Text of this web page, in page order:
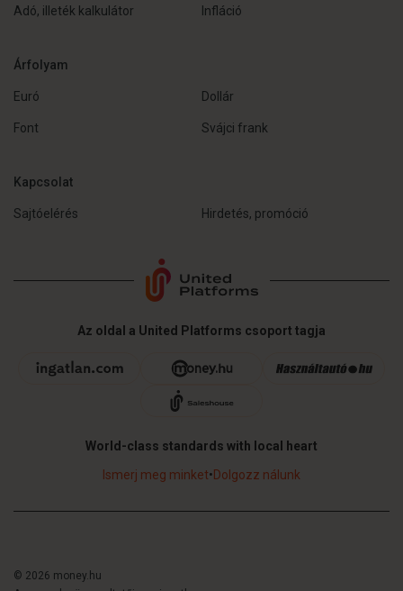
Adó, illeték kalkulátor Infláció
Árfolyam
Euró Dollár
Font Svájci frank
Kapcsolat
Sajtóelérés Hirdetés, promóció
Az oldal a United Platforms csoport tagja
World-class standards with local heart
Ismerj meg minket•Dolgozz nálunk
© 2026 money.hu